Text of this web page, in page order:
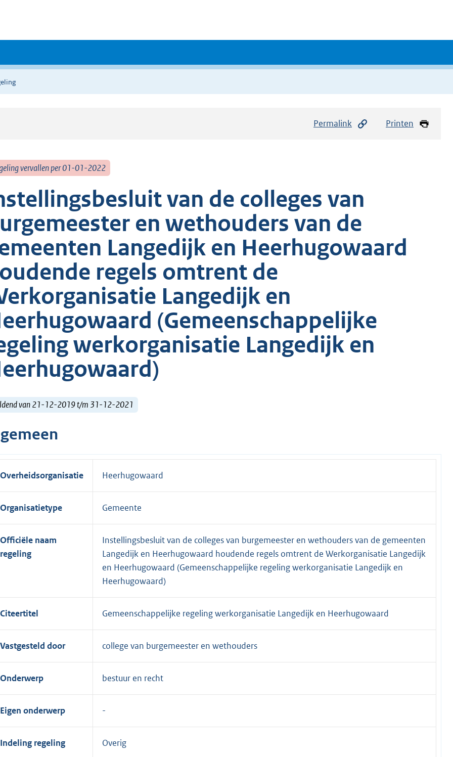
Permalink Printen
vervallen per 01-01-2022
van de colleges van
en wethouders van de
Langedijk en Heerhugowaard
regels omtrent de
Langedijk en
(Gemeenschappelijke
werkorganisatie Langedijk en
van 21-12-2019 t/m 31-12-2021
Overheidsorganisatie Heerhugowaard
Organisatietype Gemeente
Officiële naam
regeling
Instellingsbesluit van de colleges van burgemeester en wethouders van de gemeenten
Langedijk en Heerhugowaard houdende regels omtrent de Werkorganisatie Langedijk
en Heerhugowaard (Gemeenschappelijke regeling werkorganisatie Langedijk en
Heerhugowaard)
Citeertitel Gemeenschappelijke regeling werkorganisatie Langedijk en Heerhugowaard
Vastgesteld door college van burgemeester en wethouders
Onderwerp bestuur en recht
Eigen onderwerp
Indeling regeling Overig